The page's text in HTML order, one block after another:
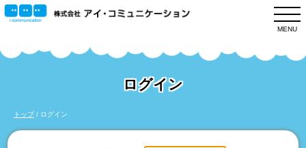
このページの本文へ
MENU
ログイン
現
在
トップ/ ログイン